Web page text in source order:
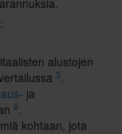
alustojen
5
ja
6
kohtaan, jota